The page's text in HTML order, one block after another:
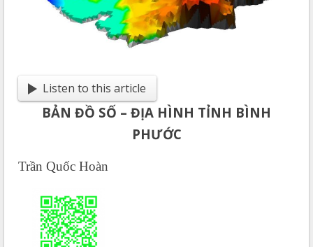
Listen to this article
BẢN ĐỒ SỐ – ĐỊA HÌNH TỈNH BÌNH
PHƯỚC
Trần Quốc Hoàn